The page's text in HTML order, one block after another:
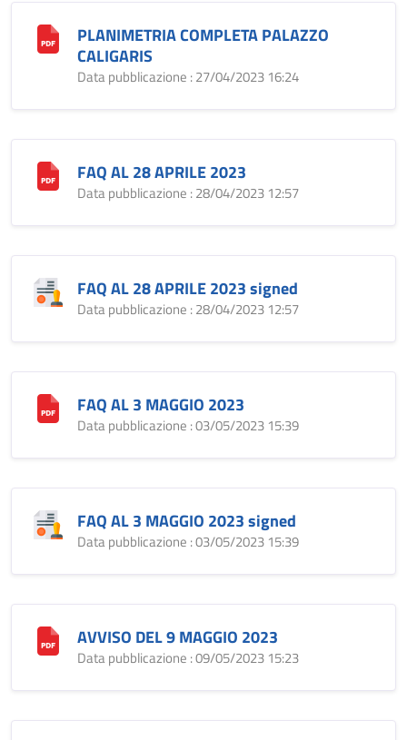
PLANIMETRIA COMPLETA PALAZZO
CALIGARIS
Data pubblicazione : 27/04/2023 16:24
FAQ AL 28 APRILE 2023
Data pubblicazione : 28/04/2023 12:57
FAQ AL 28 APRILE 2023 signed
Data pubblicazione : 28/04/2023 12:57
FAQ AL 3 MAGGIO 2023
Data pubblicazione : 03/05/2023 15:39
FAQ AL 3 MAGGIO 2023 signed
Data pubblicazione : 03/05/2023 15:39
AVVISO DEL 9 MAGGIO 2023
Data pubblicazione : 09/05/2023 15:23